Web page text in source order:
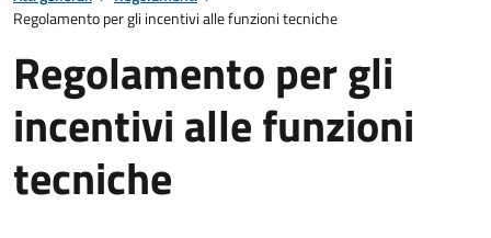
Regolamento per gli incentivi alle funzioni tecniche
Regolamento per gli
incentivi alle funzioni
tecniche